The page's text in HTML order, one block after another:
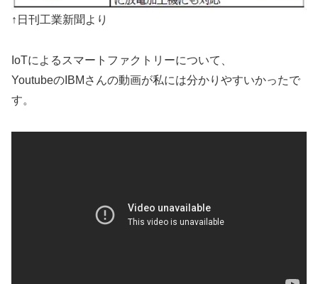
↑日刊工業新聞より
IoTによるスマートファクトリーについて、
YoutubeのIBMさんの動画が私には分かりやすいかったで
す。